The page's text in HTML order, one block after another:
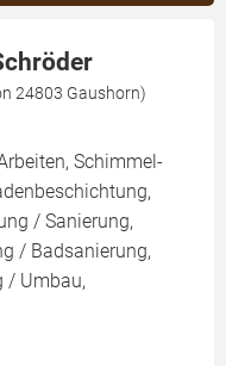
24803 Gaushorn)
Schimmel-
/ Sanierung,
/ Badsanierung,
/ Umbau,